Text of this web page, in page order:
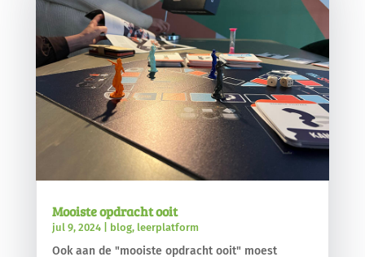
Mooiste opdracht ooit
jul 9, 2024| blog, leerplatform
Ook aan de "mooiste opdracht ooit" moest